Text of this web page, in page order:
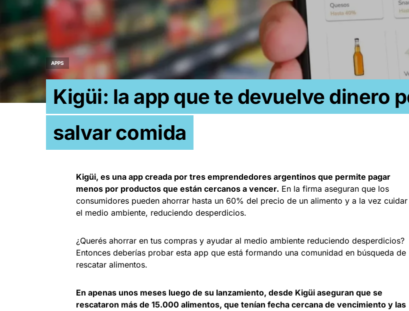
APPS
Kigüi: la app que te devuelve dinero
salvar comida
Kigüi, es una app creada por tres emprendedores argentinos que permite pagar
menos por productos que están cercanos a vencer. En la firma aseguran que los
consumidores pueden ahorrar hasta un 60% del precio de un alimento y a la vez cuidar
el medio ambiente, reduciendo desperdicios.
¿Querés ahorrar en tus compras y ayudar al medio ambiente reduciendo desperdicios?
Entonces deberías probar esta app que está formando una comunidad en búsqueda de
rescatar alimentos.
En apenas unos meses luego de su lanzamiento, desde Kigüi aseguran que se
rescataron más de 15.000 alimentos, que tenían fecha cercana de vencimiento y las